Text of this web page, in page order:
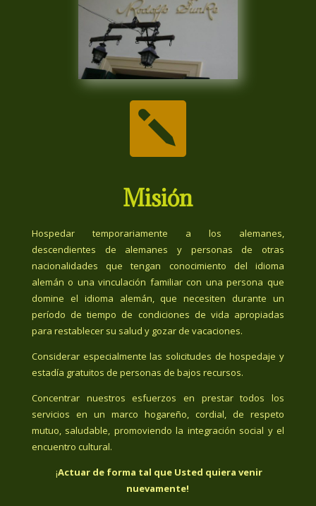

Misión
Hospedar temporariamente a los alemanes,
descendientes de alemanes y personas de otras
nacionalidades que tengan conocimiento del idioma
alemán o una vinculación familiar con una persona que
domine el idioma alemán, que necesiten durante un
período de tiempo de condiciones de vida apropiadas
para restablecer su salud y gozar de vacaciones.
Considerar especialmente las solicitudes de hospedaje y
estadía gratuitos de personas de bajos recursos.
Concentrar nuestros esfuerzos en prestar todos los
servicios en un marco hogareño, cordial, de respeto
mutuo, saludable, promoviendo la integración social y el
encuentro cultural.
¡Actuar de forma tal que Usted quiera venir
nuevamente!